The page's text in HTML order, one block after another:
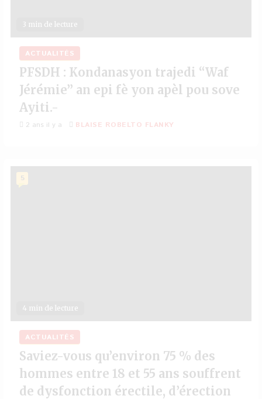
3 min de lecture
ACTUALITÉS
PFSDH : Kondanasyon trajedi “Waf
Jérémie” an epi fè yon apèl pou sove
Ayiti.-
2 ans il y a BLAISE ROBELTO FLANKY
4 min de lecture
5
ACTUALITÉS
Saviez-vous qu’environ 75 % des
hommes entre 18 et 55 ans souffrent
de dysfonction érectile, d’érection